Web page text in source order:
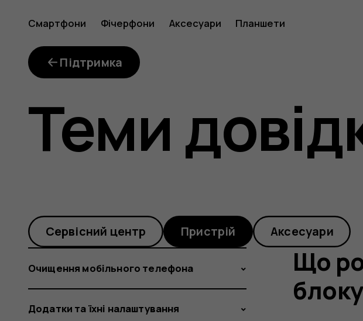
Що
робити,
якщо
я
забув
Смартфони Фічерфони Аксесуари Планшети
Підтримка
Теми
Cервісний центр Пристрій Аксесуари
Очищення мобільного телефона
Додатки та їхні налаштування
Що